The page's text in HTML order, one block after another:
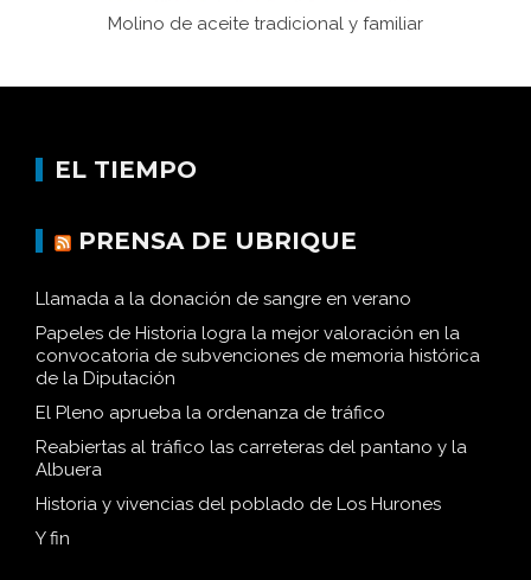
Molino de aceite tradicional y familiar
EL TIEMPO
PRENSA DE UBRIQUE
Llamada a la donación de sangre en verano
Papeles de Historia logra la mejor valoración en la
convocatoria de subvenciones de memoria histórica
de la Diputación
El Pleno aprueba la ordenanza de tráfico
Reabiertas al tráfico las carreteras del pantano y la
Albuera
Historia y vivencias del poblado de Los Hurones
Y fin